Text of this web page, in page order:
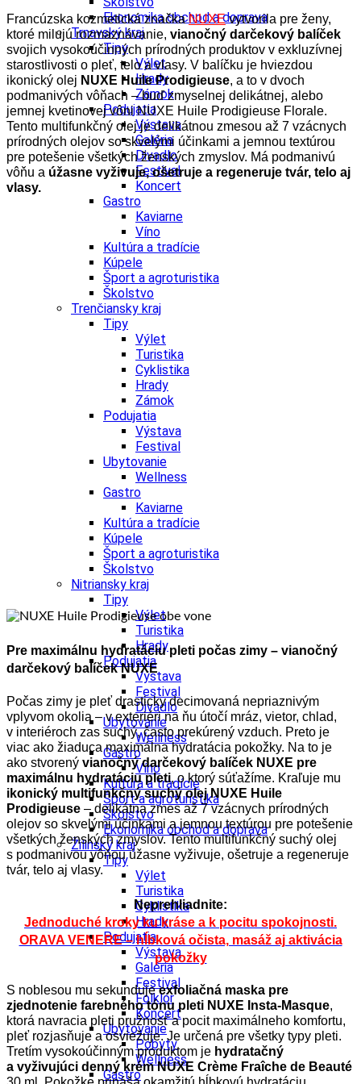
Ekonomika obchod a doprava
Trnavský kraj
Tipy
Výlet
Hrady
Zámok
Podujatia
Výstava
Galéria
Divadlo
Festival
Koncert
Gastro
Kaviarne
Víno
Kultúra a tradície
Kúpele
Šport a agroturistika
Školstvo
Trenčiansky kraj
Tipy
Výlet
Turistika
Cyklistika
Hrady
Zámok
Podujatia
Výstava
Festival
Ubytovanie
Wellness
Gastro
Kaviarne
Kultúra a tradície
Kúpele
Šport a agroturistika
Školstvo
Nitriansky kraj
Tipy
Výlet
Turistika
Hrady
Podujatia
Výstava
Festival
Divadlo
Ubytovanie
Wellness
Gastro
Víno
Kultúra a tradície
Šport a agroturistika
Školstvo
Ekonomika obchod a doprava
Žilinský kraj
Tipy
Výlet
Turistika
Cyklistika
Hrady
Podujatia
Výstava
Galéria
Festival
Folklór
Koncert
Ubytovanie
Pobyty
Wellness
Gastro
Francúzska kozmetická značkaNUXEvytvorila pre ženy,
ktoré milujú rozmaznávanie, vianočný darčekový balíček
svojich vysokoúčinných prírodných produktov v exkluzívnej
starostlivosti o pleť, telo a vlasy. V balíčku je hviezdou
ikonický olej NUXE Huile Prodigieuse, a to v dvoch
podmanivých vôňach – buď zmyselnej delikátnej, alebo
jemnej kvetinovej vôni NUXE Huile Prodigieuse Florale.
Tento multifunkčný olej je delikátnou zmesou až 7 vzácnych
prírodných olejov so skvelými účinkami a jemnou textúrou
pre potešenie všetkých ženských zmyslov. Má podmanivú
vôňu a úžasne vyživuje, ošetruje a regeneruje tvár, telo aj
vlasy.
Pre maximálnu hydratáciu pleti počas zimy – vianočný
darčekový balíček NUXE
Počas zimy je pleť drasticky decimovaná nepriaznivým
vplyvom okolia – v exteriéri na ňu útočí mráz, vietor, chlad,
v interiéroch zas suchý, často prekúrený vzduch. Preto je
viac ako žiaduca maximálna hydratácia pokožky. Na to je
ako stvorený vianočný darčekový balíček NUXE pre
maximálnu hydratáciu pleti, o ktorý súťažíme. Kraľuje mu
ikonický multifunkčný suchý olej NUXE Huile
Prodigieuse – delikátna zmes až 7 vzácnych prírodných
olejov so skvelými účinkami a jemnou textúrou pre potešenie
všetkých ženských zmyslov. Tento multifunkčný suchý olej
s podmanivou vôňou úžasne vyživuje, ošetruje a regeneruje
tvár, telo aj vlasy.
Neprehliadnite:
Jednoduché kroky ku kráse a k pocitu spokojnosti.
ORAVA VENERE – hĺbková očista, masáž aj aktivácia
pokožky
S noblesou mu sekundujeexfoliačná maska pre
zjednotenie farebného tónu pleti NUXE Insta-Masque,
ktorá navracia pleti pružnosť a pocit maximálneho komfortu,
pleť rozjasňuje a osviežuje. Je určená pre všetky typy pleti.
Tretím vysokoúčinným produktom je hydratačný
a vyživujúci denný krém NUXE Crème Fraîche de Beauté